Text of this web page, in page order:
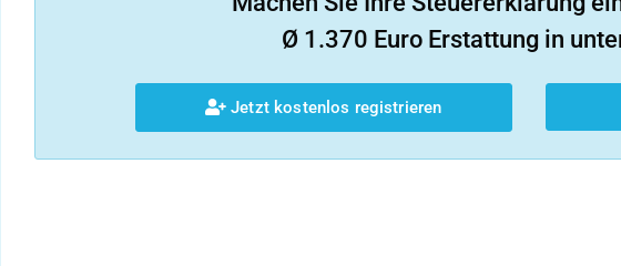
Ø 1.370 Euro Erstattung in
Jetzt kostenlos registrieren